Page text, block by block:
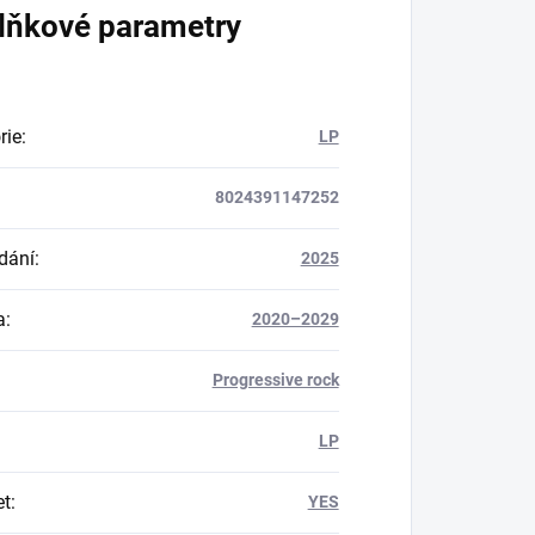
parametry
: LP
8024391147252
: 2025
: 2020–2029
Progressive rock
LP
: YES